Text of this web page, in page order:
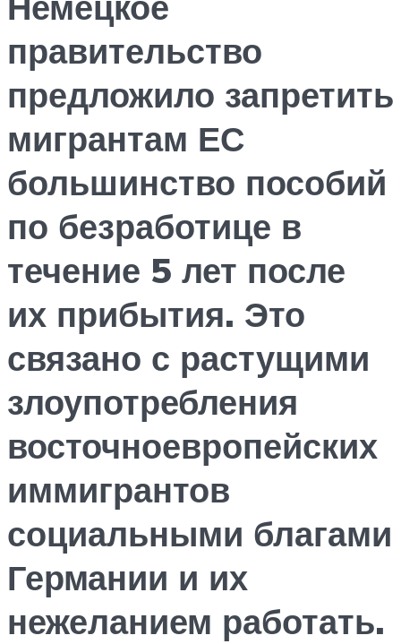
правительство
предложило запретить
мигрантам ЕС
большинство пособий
по безработице в
течение 5 лет после
их прибытия. Это
связано с растущими
злоупотребления
восточноевропейских
иммигрантов
социальными благами
Германии и их
нежеланием работать.